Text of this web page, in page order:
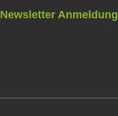
Newsletter Anmeldung